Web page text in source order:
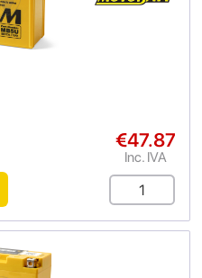
€47.87
Inc. IVA